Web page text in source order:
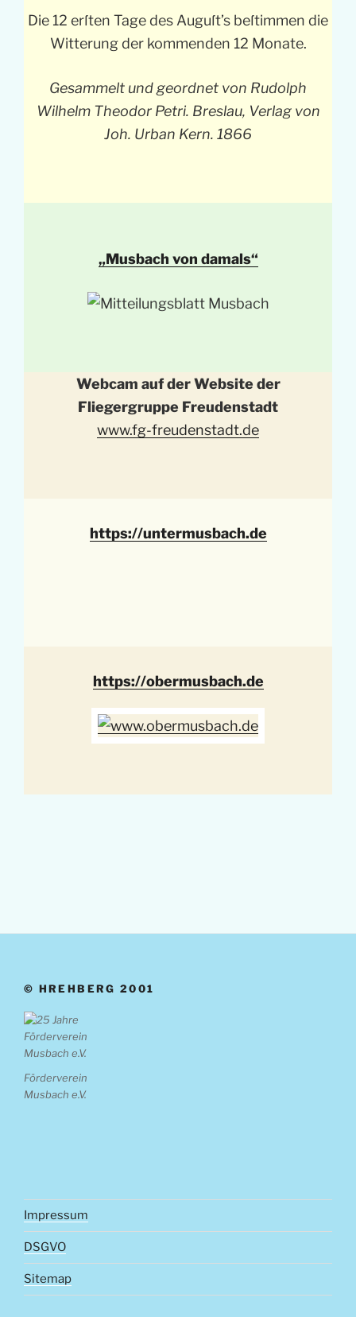
Die 12 erſten Tage des Auguſt’s beſtimmen die
Witterung der kommenden 12 Monate.
Gesammelt und geordnet von Rudolph
Wilhelm Theodor Petri. Breslau, Verlag von
Joh. Urban Kern. 1866
„Musbach von damals“
Webcam auf der Website der
Fliegergruppe Freudenstadt
www.fg-freudenstadt.de
https://untermusbach.de
https://obermusbach.de
© HREHBERG 2001
Förderverein
Musbach e.V.
Impressum
DSGVO
Sitemap